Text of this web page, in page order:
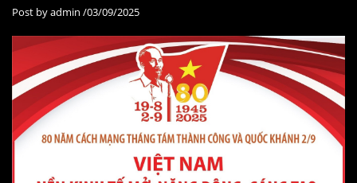
Post byadmin /03/09/2025